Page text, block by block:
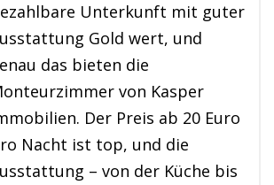
Unterkunft mit guter
Gold wert, und
das bieten die
von Kasper
Der Preis ab 20 Euro
Nacht ist top, und die
– von der Küche bis